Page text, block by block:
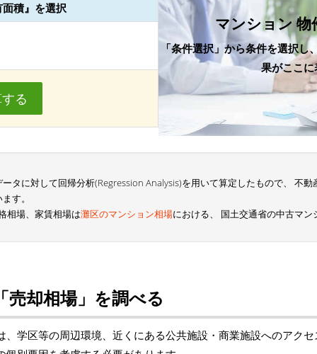
積』を選択
る
マンション 物
「条件選択」から条件を選択
果がここ
タに対して回帰分析(Regression Analysis)を用いて算定したもので、 不
す。
相場、家賃相場は灘区のマンション相場における、 国土交通省の中古マ
却相場」を調べる
、学区等の周辺環境、近くにある公共施設・商業施設へのアク